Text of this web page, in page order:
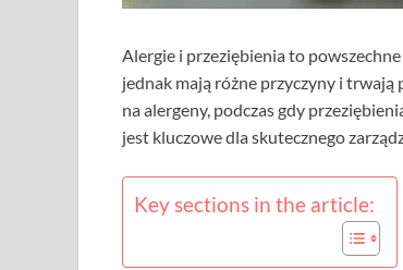
Alergie i przeziębienia to
jednak mają różne przyczyny i trwają
na alergeny, podczas gdy
jest kluczowe dla skutecznego
Key sections in the article: